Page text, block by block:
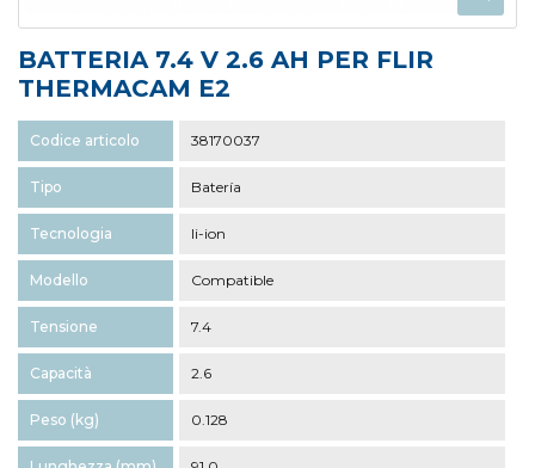
BATTERIA 7.4 V 2.6 AH PER FLIR
THERMACAM E2
Codice articolo 38170037
Tipo Batería
Tecnologia li-ion
Modello Compatible
Tensione 7.4
Capacità 2.6
Peso (kg) 0.128